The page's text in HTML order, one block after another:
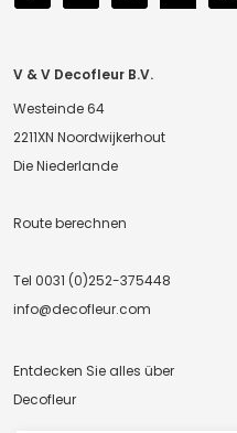
V & V Decofleur B.V.
Westeinde 64
2211XN Noordwijkerhout
Die Niederlande
Route berechnen
Tel 0031 (0)252-375448
info@decofleur.com
Entdecken Sie alles über
Decofleur